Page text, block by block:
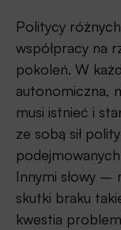
Politycy
współpracy na
pokoleń. W
autonomiczna,
musi istnieć i
ze sobą sił
Innymi słowy –
skutki braku
kwestia